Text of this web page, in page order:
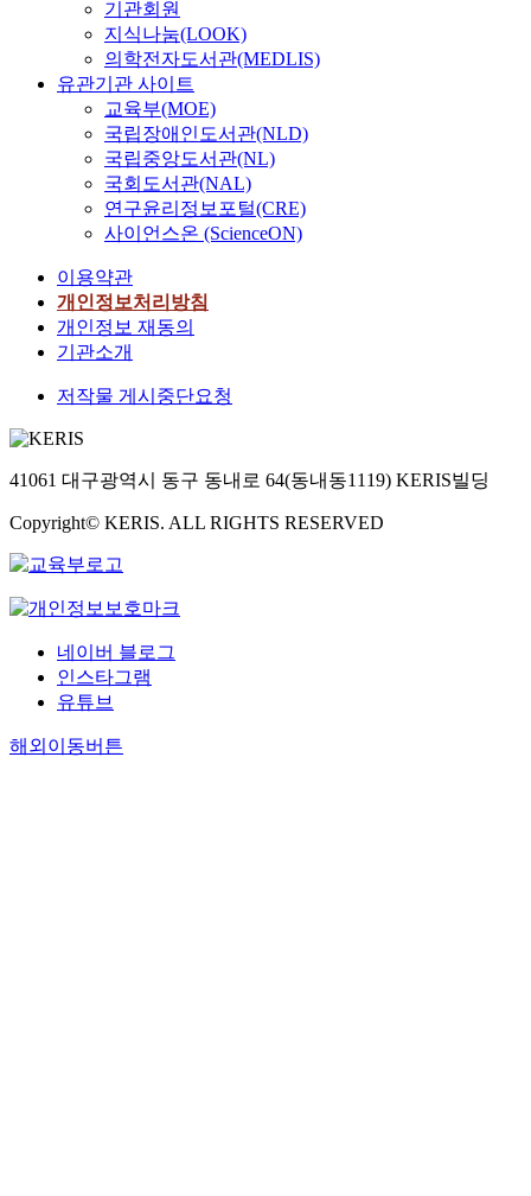
기관회원
지식나눔(LOOK)
의학전자도서관(MEDLIS)
유관기관 사이트
교육부(MOE)
국립장애인도서관(NLD)
국립중앙도서관(NL)
국회도서관(NAL)
연구윤리정보포털(CRE)
사이언스온 (ScienceON)
이용약관
개인정보처리방침
개인정보 재동의
기관소개
저작물 게시중단요청
41061 대구광역시 동구 동내로 64(동내동1119) KERIS빌딩
Copyright© KERIS. ALL RIGHTS RESERVED
네이버 블로그
인스타그램
유튜브
해외이동버튼